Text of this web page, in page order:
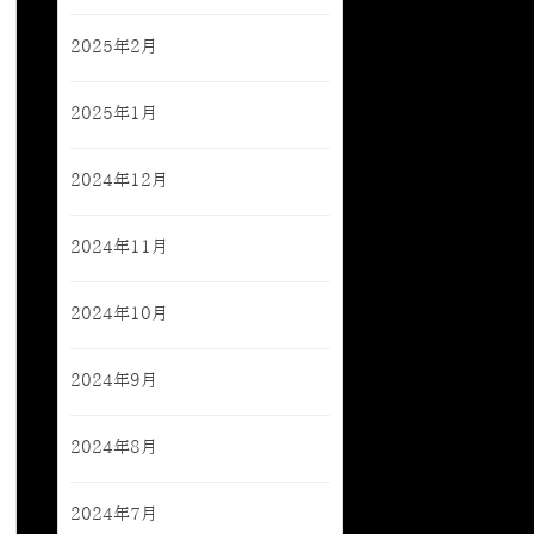
2025年2月
2025年1月
2024年12月
2024年11月
2024年10月
2024年9月
2024年8月
2024年7月